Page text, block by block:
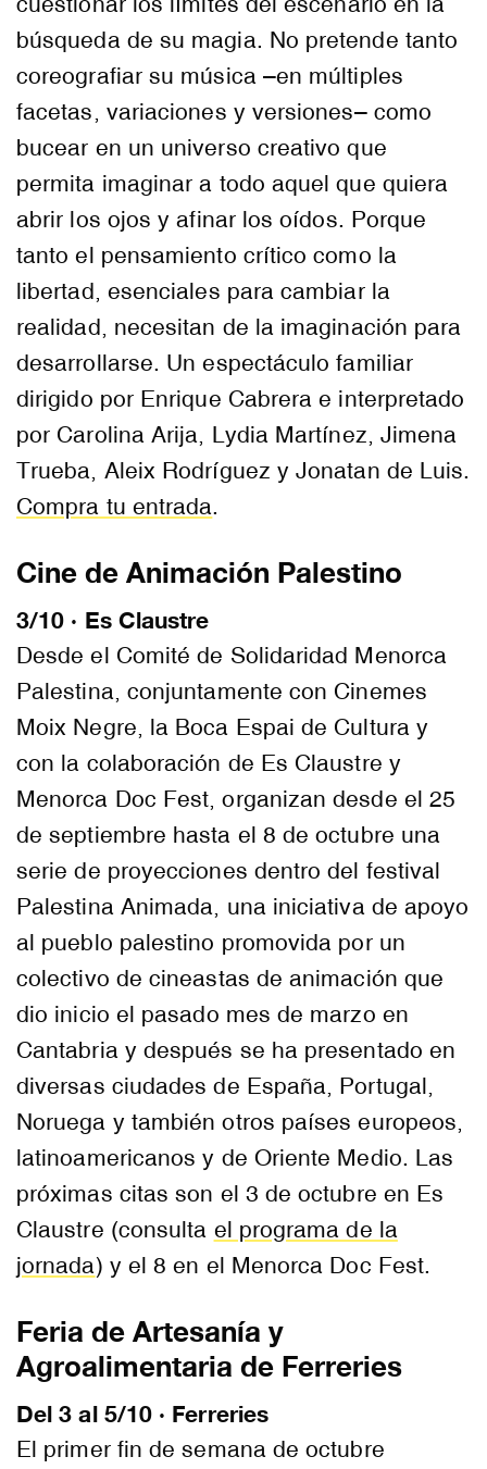
búsqueda de su magia. No pretende tanto
coreografiar su música –en múltiples
facetas, variaciones y versiones– como
bucear en un universo creativo que
permita imaginar a todo aquel que quiera
abrir los ojos y afinar los oídos. Porque
tanto el pensamiento crítico como la
libertad, esenciales para cambiar la
realidad, necesitan de la imaginación para
desarrollarse. Un espectáculo familiar
dirigido por Enrique Cabrera e interpretado
por Carolina Arija, Lydia Martínez, Jimena
Trueba, Aleix Rodríguez y Jonatan de Luis.
Compra tu entrada.
Cine de Animación Palestino
3/10 · Es Claustre
Desde el Comité de Solidaridad Menorca
Palestina, conjuntamente con Cinemes
Moix Negre, la Boca Espai de Cultura y
con la colaboración de Es Claustre y
Menorca Doc Fest, organizan desde el 25
de septiembre hasta el 8 de octubre una
serie de proyecciones dentro del festival
Palestina Animada, una iniciativa de apoyo
al pueblo palestino promovida por un
colectivo de cineastas de animación que
dio inicio el pasado mes de marzo en
Cantabria y después se ha presentado en
diversas ciudades de España, Portugal,
Noruega y también otros países europeos,
latinoamericanos y de Oriente Medio. Las
próximas citas son el 3 de octubre en Es
Claustre (consulta el programa de la
jornada) y el 8 en el Menorca Doc Fest.
Feria de Artesanía y
Agroalimentaria de Ferreries
Del 3 al 5/10 · Ferreries
El primer fin de semana de octubre